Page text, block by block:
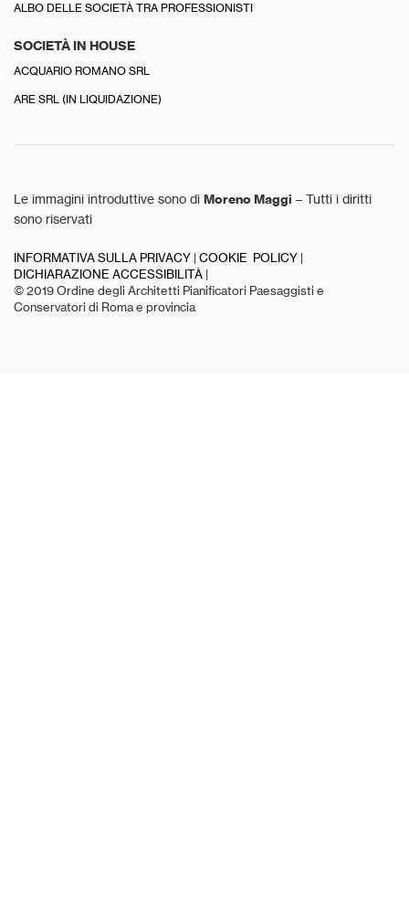
ALBO DELLE SOCIETÀ TRA PROFESSIONISTI
SOCIETÀ IN HOUSE
ACQUARIO ROMANO SRL
ARE SRL (IN LIQUIDAZIONE)
Le immagini introduttive sono di Moreno Maggi – Tutti i diritti
sono riservati
INFORMATIVA SULLA PRIVACY | COOKIE POLICY |
DICHIARAZIONE ACCESSIBILITÀ |
© 2019 Ordine degli Architetti Pianificatori Paesaggisti e
Conservatori di Roma e provincia